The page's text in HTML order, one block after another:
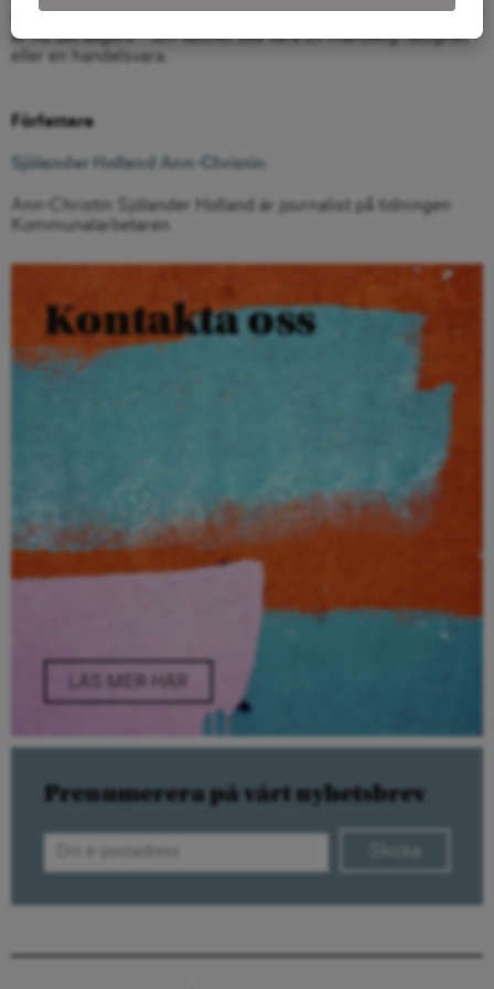
är nu det avgörs – om vattnet ska vara en mänsklig rättighet
eller en handelsvara.
Författare
Sjölander Holland Ann-Christin
Ann-Christin Sjölander Holland är journalist på tidningen
Kommunalarbetaren.
Kontakta oss
LÄS MER HÄR
Prenumerera på vårt nyhetsbrev